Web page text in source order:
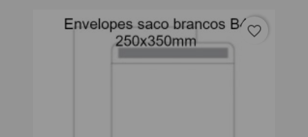
favorite_border